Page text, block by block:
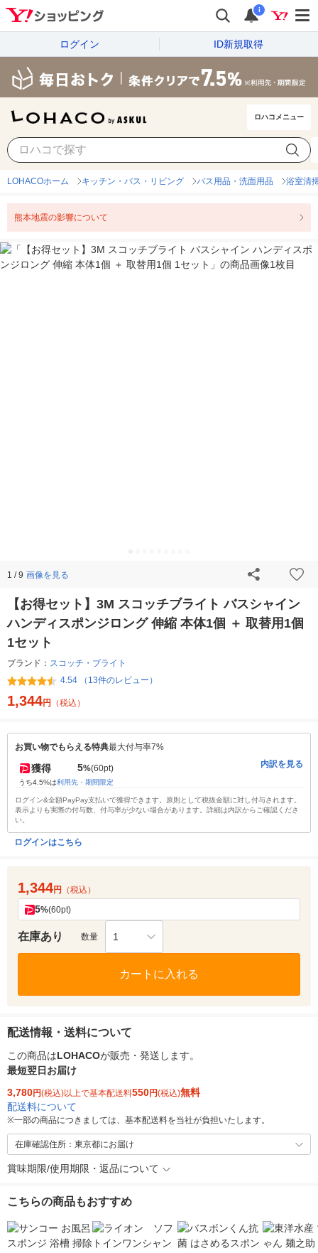
i
ログイン ID新規取得
ロハコメニュー
LOHACOホーム キッチン・バス・リビング バス用品・洗面用品 浴室清
熊本地震の影響について
1 / 9 画像を見る
【お得セット】3M スコッチブライト バスシャイン
ハンディスポンジロング 伸縮 本体1個 ＋ 取替用1個
1セット
ブランド： スコッチ・ブライト
4.54 （13件のレビュー）
1,344円 （税込）
お買い物でもらえる特典最大付与率7%
獲得 5%(60pt)
うち4.5%は利用先・期間限定
内訳を見る
ログイン&全額PayPay支払いで獲得できます。原則として税抜金額に対し付与されます。
表示よりも実際の付与数、付与率が少ない場合があります。詳細は内訳からご確認くださ
い。
ログインはこちら
1,344円 （税込）
5%(60pt)
在庫あり 数量 1
カートに入れる
配送情報・送料について
この商品はLOHACOが販売・発送します。
最短翌日お届け
3,780円(税込)以上で基本配送料550円(税込)無料
配送料について
※一部の商品につきましては、基本配送料を当社が負担いたします。
在庫確認住所：東京都にお届け
賞味期限/使用期限・返品について
こちらの商品もおすすめ